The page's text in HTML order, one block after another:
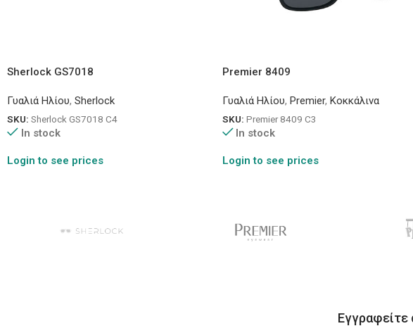
Sherlock GS7018
Γυαλιά Ηλίου, Sherlock
SKU: Sherlock GS7018 C4
In stock
Login to see prices
Premier 8409
Γυαλιά Ηλίου, Premier, Κοκκάλινα
SKU: Premier 8409 C3
In stock
Login to see prices